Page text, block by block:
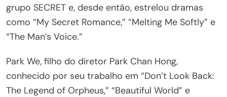
grupo SECRET e, desde então, estrelou dramas
como “My Secret Romance,” “Melting Me Softly” e
“The Man’s Voice.”
Park We, filho do diretor Park Chan Hong,
conhecido por seu trabalho em “Don’t Look Back:
The Legend of Orpheus,” “Beautiful World” e